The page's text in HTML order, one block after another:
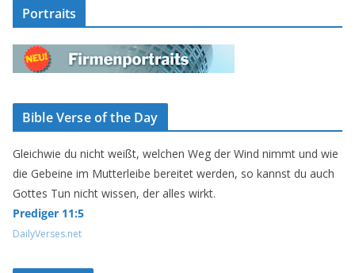
Portraits
Bible Verse of the Day
Gleichwie du nicht weißt, welchen Weg der Wind nimmt und wie
die Gebeine im Mutterleibe bereitet werden, so kannst du auch
Gottes Tun nicht wissen, der alles wirkt.
Prediger 11:5
DailyVerses.net